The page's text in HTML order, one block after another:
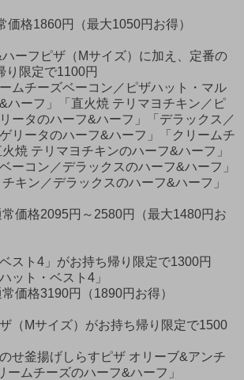
格1860円（最大1050円お得）
ハーフピザ（Mサイズ）に加え、定番の
り限定で1100円
ムチーズベーコン／ピザハット・マル
ハーフ」「直火焼 テリマヨチキン／ピ
ータのハーフ&ハーフ」「デラックス／
リータのハーフ&ハーフ」「クリームチ
焼 テリマヨチキンのハーフ&ハーフ」
ーコン／デラックスのハーフ&ハーフ」
チキン／デラックスのハーフ&ハーフ」
価格2095円～2580円（最大1480円お
スト4」がお持ち帰り限定で1300円
ット・ベスト4」
価格3190円（1890円お得）
（Mサイズ）がお持ち帰り限定で1500
せ釜揚げしらすピザ オリーブ&アンチ
ームチーズのハーフ&ハーフ」